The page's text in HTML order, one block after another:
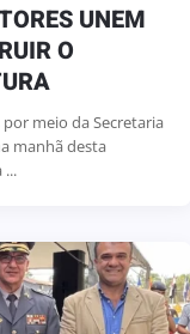
UNEM
O
meio da Secretaria
manhã desta
...